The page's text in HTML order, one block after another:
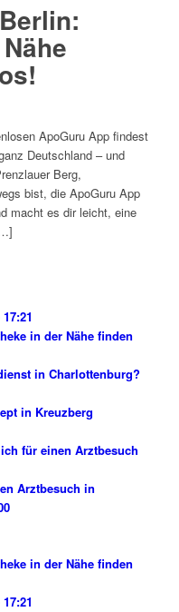
ApoGuru App findest
Deutschland – und
Berg,
bist, die ApoGuru App
macht es dir leicht, eine
in der Nähe finden
in Charlottenburg?
in Kreuzberg
für einen Arztbesuch
Arztbesuch in
in der Nähe finden